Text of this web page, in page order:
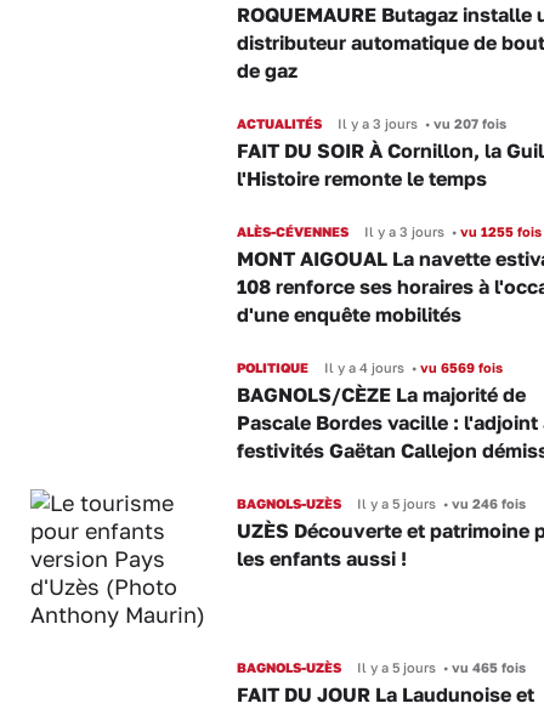
ROQUEMAURE Butagaz installe
distributeur automatique de
de gaz
ACTUALITÉS Il y a 3 jours •vu 207 fois
FAIT DU SOIR À Cornillon, la
l'Histoire remonte le temps
ALÈS-CÉVENNES Il y a 3 jours •vu 1255 fois
MONT AIGOUAL La navette
108 renforce ses horaires à
d'une enquête mobilités
POLITIQUE Il y a 4 jours •vu 6569 fois
BAGNOLS/CÈZE La majorité de
Pascale Bordes vacille : l'adjoint
festivités Gaëtan Callejon
BAGNOLS-UZÈS Il y a 5 jours •vu 246 fois
UZÈS Découverte et patrimoine
les enfants aussi !
BAGNOLS-UZÈS Il y a 5 jours •vu 465 fois
FAIT DU JOUR La Laudunoise et